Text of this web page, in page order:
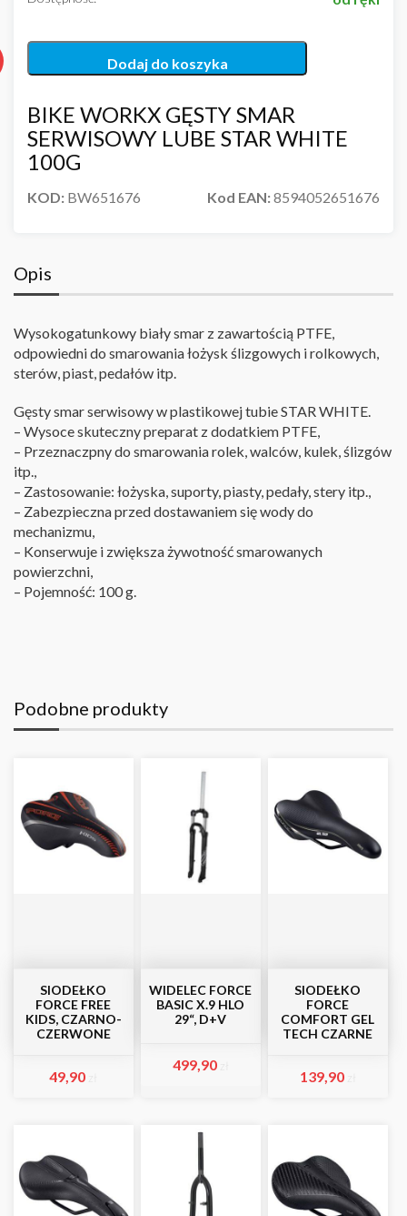
BIKE WORKX GĘSTY SMAR
SERWISOWY LUBE STAR WHITE
100G
KOD: BW651676 Kod EAN:8594052651676
Dodaj do koszyka
Opis
Wysokogatunkowy biały smar z zawartością PTFE,
odpowiedni do smarowania łożysk ślizgowych i rolkowych,
sterów, piast, pedałów itp.
Gęsty smar serwisowy w plastikowej tubie STAR WHITE.
– Wysoce skuteczny preparat z dodatkiem PTFE,
– Przeznaczpny do smarowania rolek, walców, kulek, ślizgów
itp.,
– Zastosowanie: łożyska, suporty, piasty, pedały, stery itp.,
– Zabezpieczna przed dostawaniem się wody do
mechanizmu,
– Konserwuje i zwiększa żywotność smarowanych
powierzchni,
– Pojemność: 100 g.
Podobne produkty
SIODEŁKO
FORCE FREE
KIDS, CZARNO-
CZERWONE
49,90
WIDELEC FORCE
BASIC X.9 HLO
29“, D+V
499,90
SIODEŁKO
FORCE
COMFORT GEL
TECH CZARNE
139,90